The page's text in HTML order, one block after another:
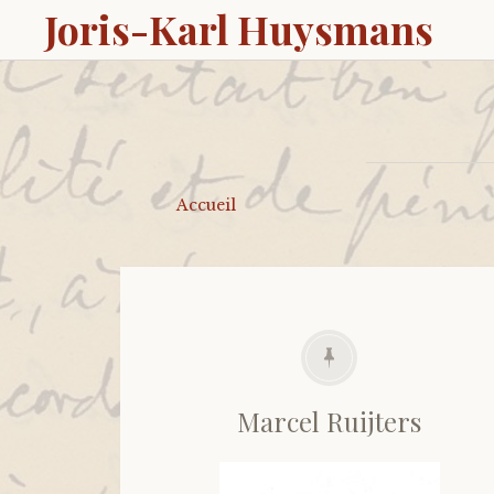
Joris-Karl Huysmans
Accueil
Marcel Ruijters